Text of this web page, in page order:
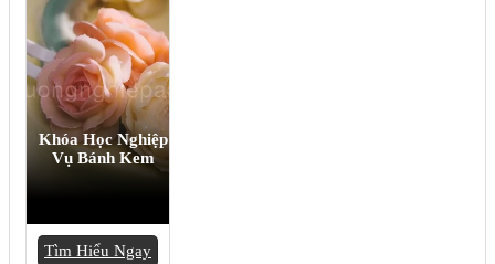
Khóa Học Nghiệp
Vụ Bánh Kem
Tìm Hiểu Ngay